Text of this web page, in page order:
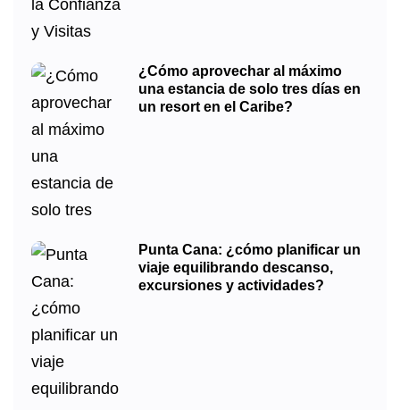
¿Cómo aprovechar al máximo
una estancia de solo tres días en
un resort en el Caribe?
Punta Cana: ¿cómo planificar un
viaje equilibrando descanso,
excursiones y actividades?